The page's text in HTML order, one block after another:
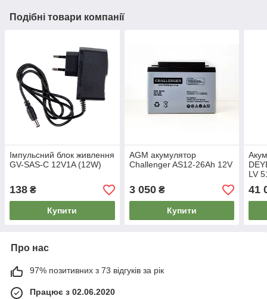
Подібні товари компанії
Імпульсний блок живлення
GV-SAS-С 12V1A (12W)
138 ₴
Купити
AGM акумулятор
Challenger AS12-26Ah 12V
3 050₴
Купити
LV
41
Про нас
97% позитивних з 73 відгуків за рік
Працює з 02.06.2020